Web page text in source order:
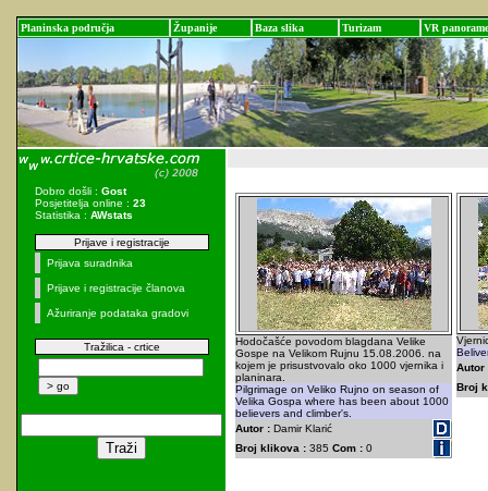
Planinska područja Županije Baza slika Turizam VR panorame
Dobro došli : Gost
Posjetitelja online : 23
Statistika : AWstats
Prijave i registracije
Prijava suradnika
Prijave i registracije članova
Ažuriranje podataka gradovi
Tražilica - crtice
Hodočašće povodom blagdana Velike
Gospe na Velikom Rujnu 15.08.2006. na
kojem je prisustvovalo oko 1000 vjernika i
planinara.
Pilgrimage on Veliko Rujno on season of
Velika Gospa where has been about 1000
believers and climber's.
Autor : Damir Klarić
Broj klikova : 385 Com : 0
Autor
Broj